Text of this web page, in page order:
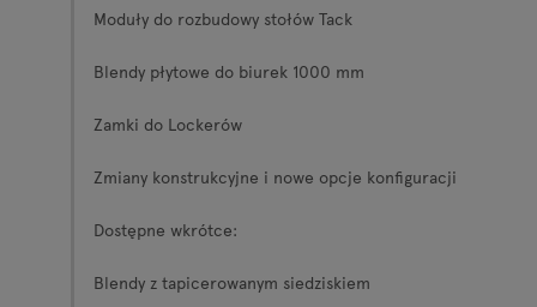
Moduły do rozbudowy stołów Tack
Blendy płytowe do biurek 1000 mm
Zamki do Lockerów
Zmiany konstrukcyjne i nowe opcje konfiguracji
Dostępne wkrótce:
Blendy z tapicerowanym siedziskiem